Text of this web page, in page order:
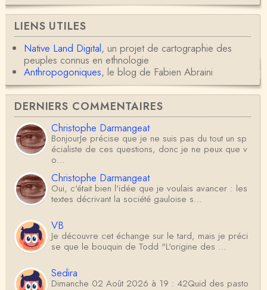
LIENS UTILES
Native Land Digital, un projet de cartographie des
peuples connus en ethnologie
Anthropogoniques, le blog de Fabien Abraini
DERNIERS COMMENTAIRES
Christophe Darmangeat
BonjourJe précise que je ne suis pas du tout un sp
écialiste de ces questions, donc je ne peux que v
o…
Christophe Darmangeat
Oui, c'était bien l'idée que je voulais avancer : les
textes décrivant la société gauloise s…
VB
Je découvre cet échange sur le tard, mais je préci
se que le bouquin de Todd "L'origine des …
Sedira
Dimanche 02 Août 2026 à 19 : 42Quid des pasto